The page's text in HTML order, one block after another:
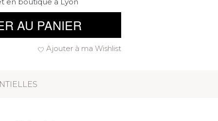
AU PANIER
Ajouter à ma Wishlist